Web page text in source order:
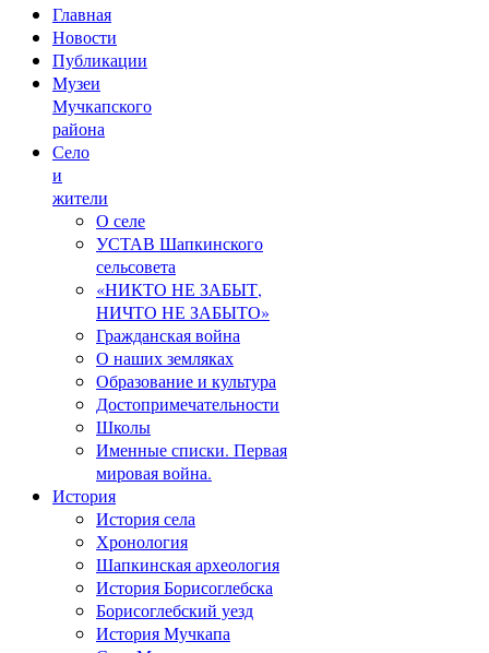
Главная
Новости
Публикации
Музеи
Мучкапского
района
Село
и
жители
О селе
УСТАВ Шапкинского
сельсовета
«НИКТО НЕ ЗАБЫТ,
НИЧТО НЕ ЗАБЫТО»
Гражданская война
О наших земляках
Образование и культура
Достопримечательности
Школы
Именные списки. Первая
мировая война.
История
История села
Хронология
Шапкинская археология
История Борисоглебска
Борисоглебский уезд
История Мучкапа